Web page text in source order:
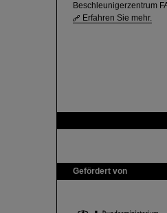
Beschleunigerzentrum
Erfahren Sie mehr.
Gefördert von